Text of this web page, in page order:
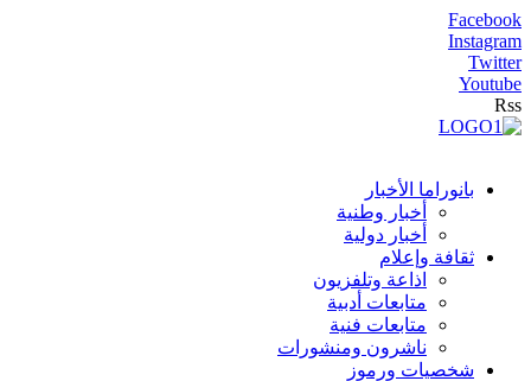
Facebook
Instagram
Twitter
Youtube
Rss
بانوراما الأخبار
أخبار وطنية
أخبار دولية
ثقافة وإعلام
اذاعة وتلفزيون
متابعات أدبية
متابعات فنية
ناشرون ومنشورات
شخصيات ورموز